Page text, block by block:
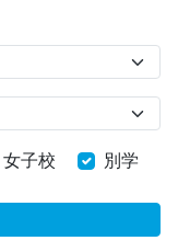
女子校 別学